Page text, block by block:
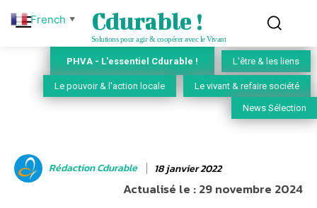
Cdurable !
Solutions pour agir & coopérer avec le Vivant
PHVA - L'essentiel Cdurable ! L'être & les liens
Le pouvoir & l'action locale Le vivant & refaire société
News Sélection
Rédaction Cdurable 18 janvier 2022
Actualisé le :29 novembre 2024
French ▼